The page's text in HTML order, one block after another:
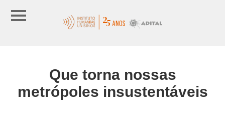
Que torna nossas
metrópoles insustentáveis